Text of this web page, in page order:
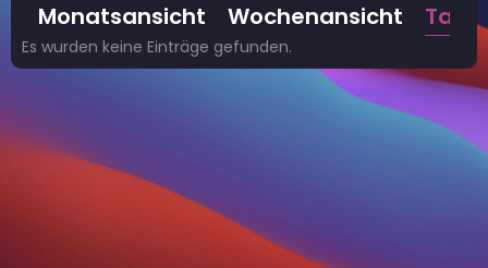
Monatsansicht Wochenansicht
Es wurden keine Einträge gefunden.